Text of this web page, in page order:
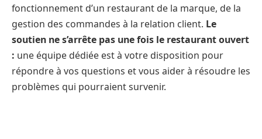
fonctionnement d’un restaurant de la marque, de la
gestion des commandes à la relation client. Le
soutien ne s’arrête pas une fois le restaurant ouvert
: une équipe dédiée est à votre disposition pour
répondre à vos questions et vous aider à résoudre les
problèmes qui pourraient survenir.